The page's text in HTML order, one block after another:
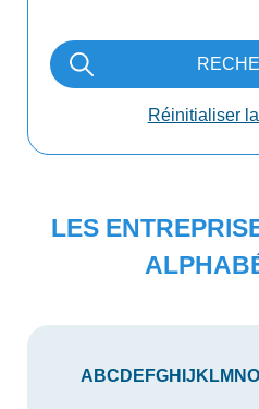
Réinitialiser
LES
A BC D E FGH J K LM NO